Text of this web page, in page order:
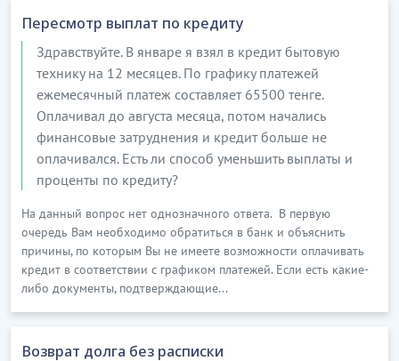
Займодатель в связи с изменением валютного курса
тенге, имеет право.................
…………………………
[Скрытый текст. Полная версия доступна после
скачивания]
5. ОБЕСПЕЧЕНИЕ ИСПОЛНЕНИЯ ОБЯЗАТЕЛЬСТВ
Если предоставление имущества в залог в качестве
обеспечения исполнения договора займа не
предусматривается, данный раздел подлежит
исключению.
5.1. В обеспечение исполнения своих обязательств
передать Займодателю в залог следующее
Пересмотр выплат по кредиту
Здравствуйте. В январе я взял в кредит бытовую
технику на 12 месяцев. По графику платежей
ежемесячный платеж составляет 65500 тенге.
Оплачивал до августа месяца, потом начались
финансовые затруднения и кредит больше не
оплачивался. Есть ли способ уменьшить выплаты и
проценты по кредиту?
На данный вопрос нет однозначного ответа. В первую
очередь Вам необходимо обратиться в банк и объяснить
причины, по которым Вы не имеете возможности оплачивать
кредит в соответствии с графиком платежей. Если есть какие-
либо документы, подтверждающие...
Возврат долга без расписки